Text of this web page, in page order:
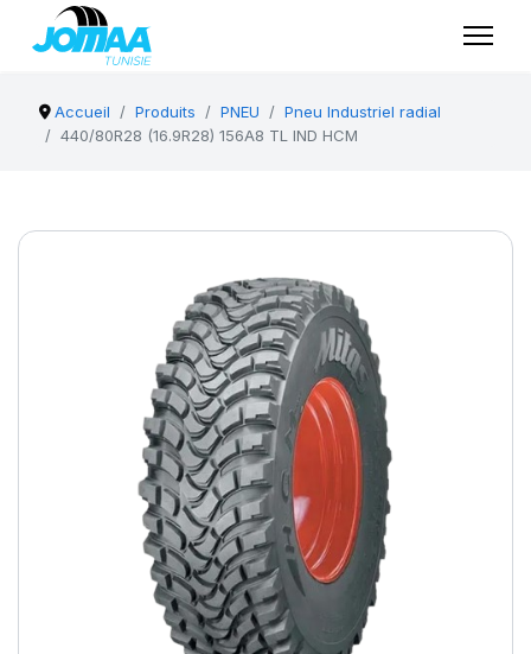
Accueil Produits PNEU
Pneu Industriel radial
440/80R28 (16.9R28) 156A8 TL IND HCM